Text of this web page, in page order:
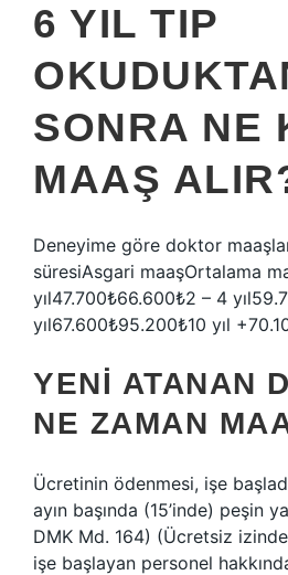
6 YIL TIP
SONRA NE
MAAŞ
Deneyime göre doktor
süresiAsgari maaşOrtalama
yıl47.700₺66.600₺2 – 4
yıl67.600₺95.200₺10 yıl
YENI ATANAN
NE ZAMAN
Ücretinin ödenmesi, işe
ayın başında (15’inde) peşin
DMK Md. 164) (Ücretsiz
işe başlayan personel